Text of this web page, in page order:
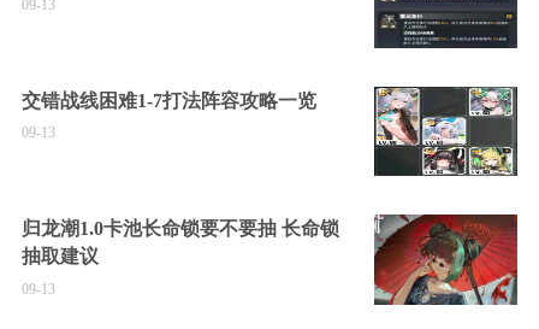
09-13
交错战线困难1-7打法阵容攻略一览
09-13
归龙潮1.0卡池长命锁要不要抽 长命锁
抽取建议
09-13